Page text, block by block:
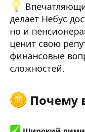
делает Небус
но и
ценит свою
финансовые
сложностей.
Почему